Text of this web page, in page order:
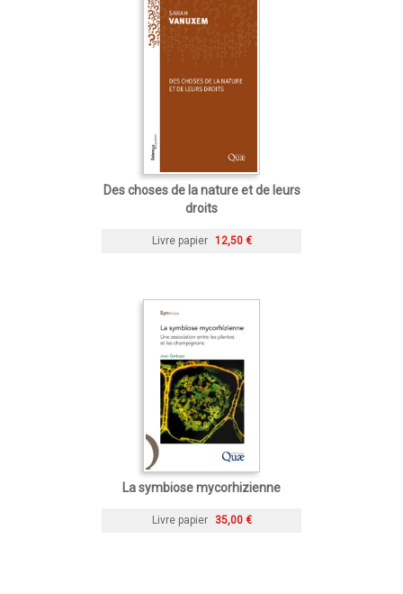
Des choses de la nature et de leurs
droits
Livre papier 12,50 €
La symbiose mycorhizienne
Livre papier 35,00 €